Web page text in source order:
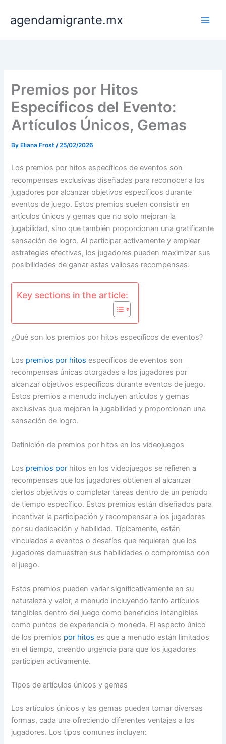
content
agendamigrante.mx
Premios por Hitos
Específicos del Evento:
Artículos Únicos, Gemas
By Eliana Frost/25/02/2026
Los premios por hitos específicos de eventos son
recompensas exclusivas diseñadas para reconocer a los
jugadores por alcanzar objetivos específicos durante
eventos de juego. Estos premios suelen consistir en
artículos únicos y gemas que no solo mejoran la
jugabilidad, sino que también proporcionan una gratificante
sensación de logro. Al participar activamente y emplear
estrategias efectivas, los jugadores pueden maximizar sus
posibilidades de ganar estas valiosas recompensas.
Key sections in the article:
¿Qué son los premios por hitos específicos de eventos?
Los premios por hitos específicos de eventos son
recompensas únicas otorgadas a los jugadores por
alcanzar objetivos específicos durante eventos de juego.
Estos premios a menudo incluyen artículos y gemas
exclusivas que mejoran la jugabilidad y proporcionan una
sensación de logro.
Definición de premios por hitos en los videojuegos
Los premios por hitos en los videojuegos se refieren a
recompensas que los jugadores obtienen al alcanzar
ciertos objetivos o completar tareas dentro de un período
de tiempo específico. Estos premios están diseñados para
incentivar la participación y recompensar a los jugadores
por su dedicación y habilidad. Típicamente, están
vinculados a eventos o desafíos que requieren que los
jugadores demuestren sus habilidades o compromiso con
el juego.
Estos premios pueden variar significativamente en su
naturaleza y valor, a menudo incluyendo tanto artículos
tangibles dentro del juego como beneficios intangibles
como puntos de experiencia o moneda. El aspecto único
de los premios por hitos es que a menudo están limitados
en el tiempo, creando urgencia para que los jugadores
participen activamente.
Tipos de artículos únicos y gemas
Los artículos únicos y las gemas pueden tomar diversas
formas, cada una ofreciendo diferentes ventajas a los
jugadores. Los tipos comunes incluyen: